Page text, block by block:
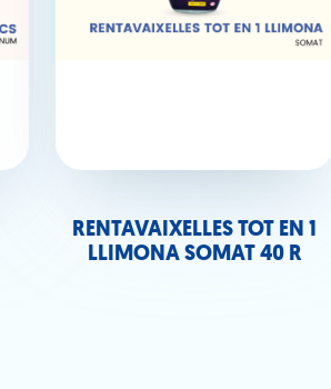
RENTAVAIXELLES TOT EN 1
LLIMONA SOMAT 40 R